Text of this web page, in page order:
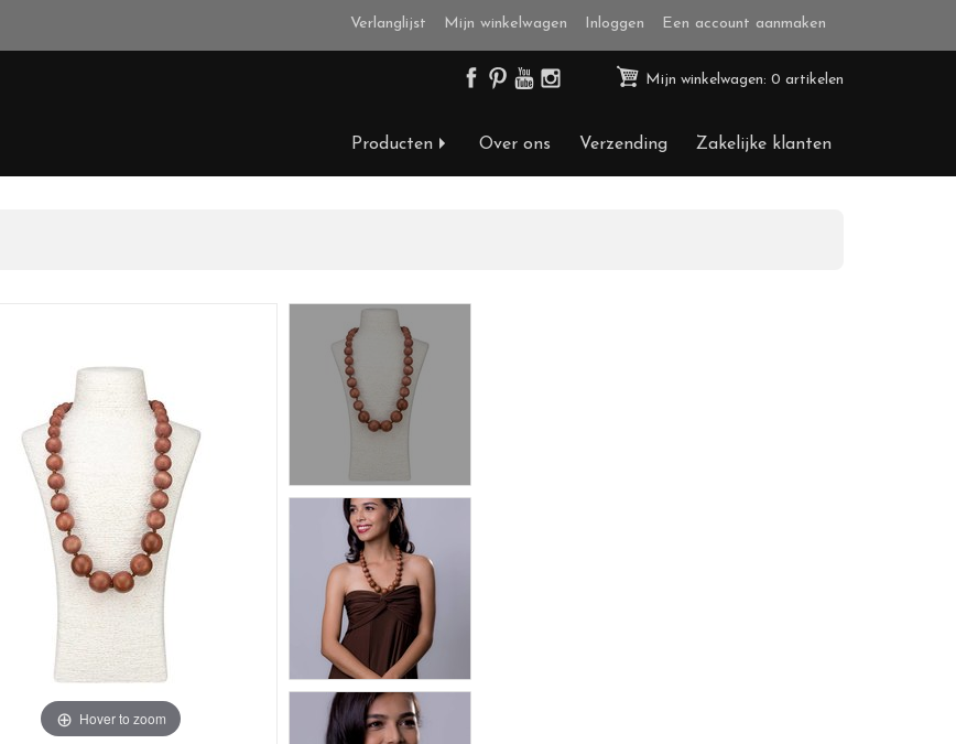
Verlanglijst Mijn winkelwagen Inloggen Een account aanmaken
Mijn winkelwagen: 0 artikelen
Producten Over ons Verzending Zakelijke klanten
Hover to zoom